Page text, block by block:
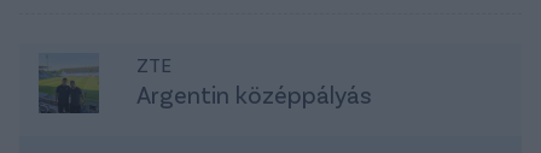
ZTE
Argentin középpályás